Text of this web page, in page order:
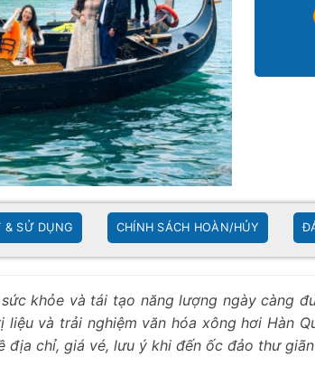
& SỬ DỤNG CHÍNH SÁCH HOÀN/HỦY
khỏe và tái tạo năng lượng ngày càng
liệu và trải nghiệm văn hóa xông hơi Hàn
địa chỉ, giá vé, lưu ý khi đến ốc đảo thư